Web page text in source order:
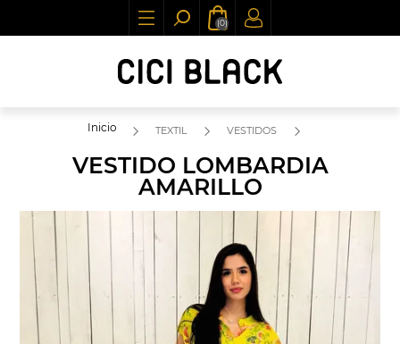
(0)
Inicio TEXTIL VESTIDOS
VESTIDO LOMBARDIA
AMARILLO